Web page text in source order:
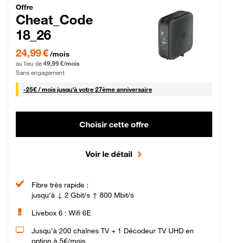
Cheat_Code Fibre_18_26
Offre
Cheat_Code
18_26
24,99 € par mois pendant 0 mois puis 49,99 € par mois, Sans engagement
24,99 €/mois
au lieu de 49,99 €/mois
Sans engagement
-25€ / mois25 € par mois
jusqu'à votre 27ème anniversaire
Choisir cette offre
Voir le détail
Fibre très rapide :
jusqu'à ↓ 2 Gbit/s ↑ 800 Mbit/s
Livebox 6 : Wifi 6E
Jusqu’à 200 chaînes TV + 1 Décodeur TV UHD en
option à 5€/mois